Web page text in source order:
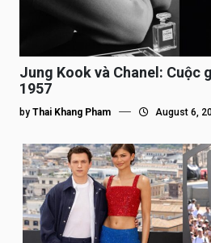
Jung Kook và Chanel: Cuộc
1957
by Thai Khang Pham August 6,